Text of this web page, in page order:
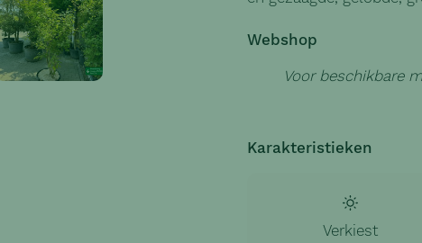
Webshop
Voor beschikbare
Karakteristieken
Verkiest